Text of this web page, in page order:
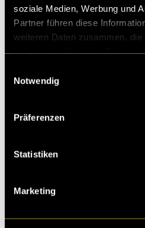
soziale Medien, Werbung und
Partner führen diese
weiteren Daten zusammen,
Notwendig
Präferenzen
Statistiken
Marketing